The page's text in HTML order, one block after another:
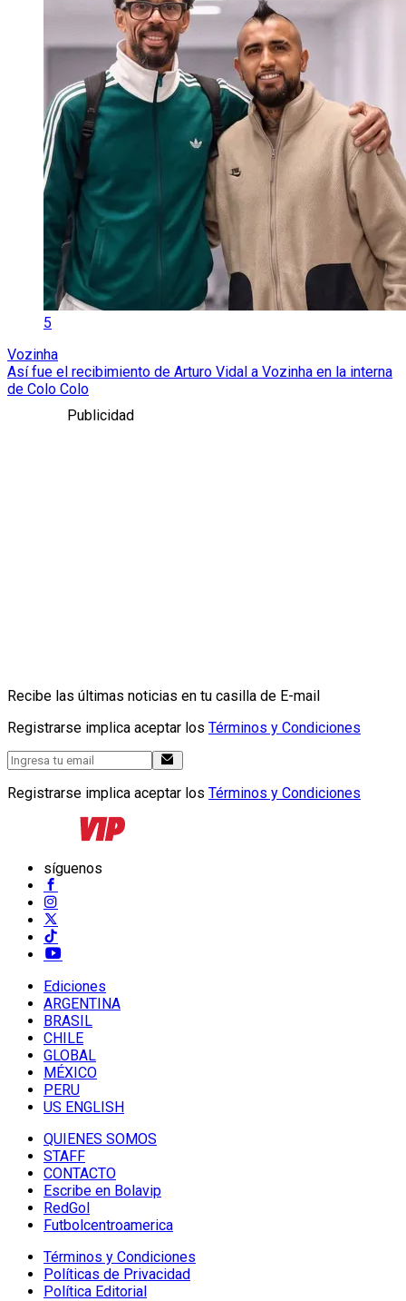
5
Vozinha
Así fue el recibimiento de Arturo Vidal a Vozinha en la interna
de Colo Colo
Publicidad
Recibe las últimas noticias en tu casilla de E-mail
Registrarse implica aceptar los Términos y Condiciones
Registrarse implica aceptar los Términos y Condiciones
síguenos
Ediciones
ARGENTINA
BRASIL
CHILE
GLOBAL
MÉXICO
PERU
US ENGLISH
QUIENES SOMOS
STAFF
CONTACTO
Escribe en Bolavip
RedGol
Futbolcentroamerica
Términos y Condiciones
Políticas de Privacidad
Política Editorial